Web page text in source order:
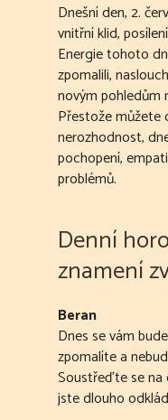
Dnešní den, 2.
vnitřní klid,
Energie tohoto
zpomalili,
novým pohledům
Přestože můžete
nerozhodnost,
pochopení,
problémů.
Denní
znamení
Beran
Dnes se vám
zpomalíte a
Soustřeďte se
jste dlouho